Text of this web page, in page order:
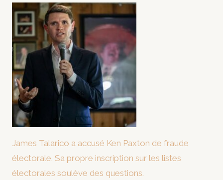
James Talarico a accusé Ken Paxton de fraude
électorale. Sa propre inscription sur les listes
électorales soulève des questions.